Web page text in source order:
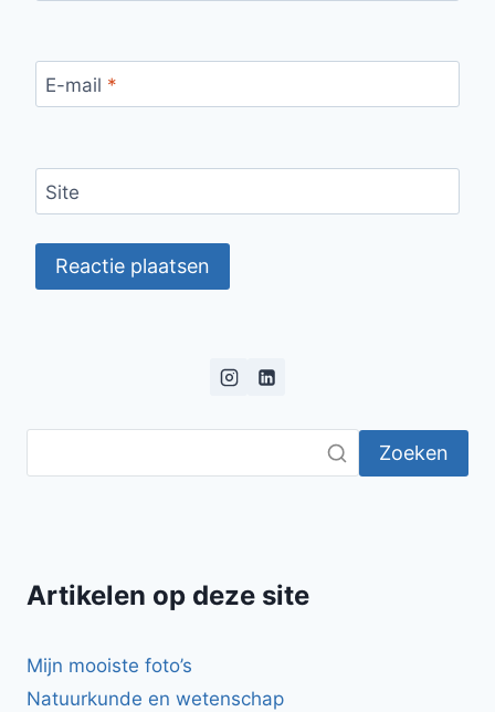
E-mail *
Site
Zoeken
Artikelen op deze site
Mijn mooiste foto’s
Natuurkunde en wetenschap